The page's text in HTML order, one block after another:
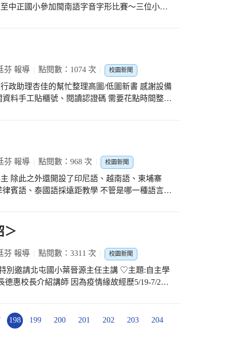
中正國小參加閩南語字音字形比賽～三位小朋
加油！
芬 報導 點閱數：1074 次 校園新聞
政助理杏佳的幫忙整理高圖/低圖新書 感謝設備
料手工貼櫃號、閱讀認證碼 需要花點時間整理
芬 報導 點閱數：968 次 校園新聞
除此之外還開設了印尼語、越南語、柬埔寨
賓語、泰國語採遠距教學 不管是哪一種語言小
＞
芬 報導 點閱數：3311 次 校園新聞
別邀請北屯國小葉晉源主任主講 ♡主題:自主學
惠校長介紹講師 因為疫情緣故經歷5/19-7/2停
預習習慣，提升自學能力 2.以學定教:瞭解自學
小組學習，強化團隊互助 4.減負增效:減省無謂
198 199 200 201 202 203 204